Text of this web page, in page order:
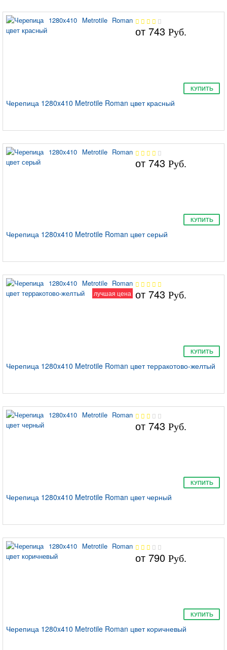
от 743 Руб.
КУПИТЬ
Черепица 1280x410 Metrotile Roman цвет красный
от 743 Руб.
КУПИТЬ
Черепица 1280x410 Metrotile Roman цвет серый
лучшая цена от 743 Руб.
КУПИТЬ
Черепица 1280x410 Metrotile Roman цвет терракотово-желтый
от 743 Руб.
КУПИТЬ
Черепица 1280x410 Metrotile Roman цвет черный
от 790 Руб.
КУПИТЬ
Черепица 1280x410 Metrotile Roman цвет коричневый